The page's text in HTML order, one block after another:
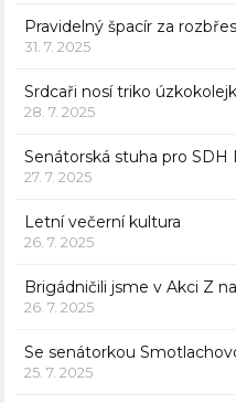
Pravidelný špacír za
31. 7. 2025
Srdcaři nosí triko
28. 7. 2025
Senátorská stuha pro SDH
27. 7. 2025
Letní večerní kultura
26. 7. 2025
Brigádničili jsme v Akci Z
26. 7. 2025
Se senátorkou
25. 7. 2025